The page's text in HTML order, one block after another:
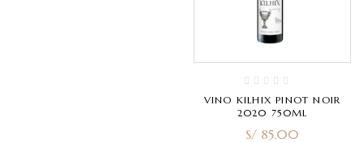
VINO KILHIX PINOT NOIR
2020 750ML
S/ 85.00